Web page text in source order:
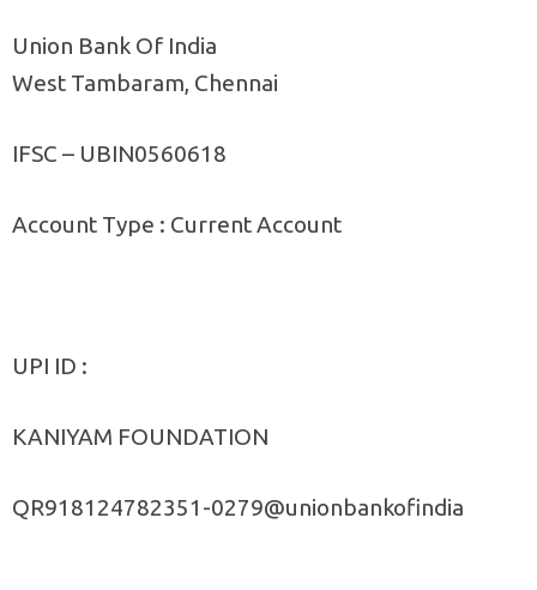
Union Bank Of India
West Tambaram, Chennai
IFSC – UBIN0560618
Account Type : Current Account
UPI ID :
KANIYAM FOUNDATION
QR918124782351-0279@unionbankofindia